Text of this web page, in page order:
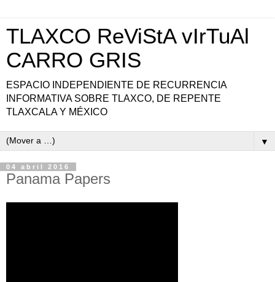
TLAXCO ReViStA vIrTuAl
CARRO GRIS
ESPACIO INDEPENDIENTE DE RECURRENCIA
INFORMATIVA SOBRE TLAXCO, DE REPENTE
TLAXCALA Y MÉXICO
▼
04 abril 2016
Panama Papers